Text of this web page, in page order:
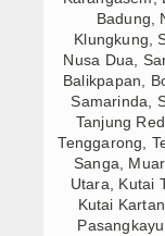
Badung,
Klungkung,
Nusa Dua,
Balikpapan,
Samarinda,
Tanjung
Tenggarong,
Sanga,
Utara, Kutai
Kutai